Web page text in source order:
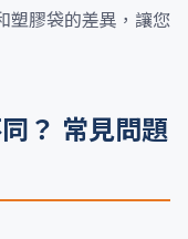
塑膠袋的差異，讓您
？ 常見問題